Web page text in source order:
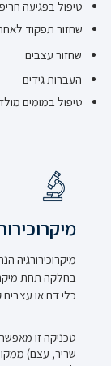
טיפול בפגיעה
שחזור תפקוד
שחזור עצבים
העברות גידים
טיפול במומים
מיקרוכירורגיה
בחלקה תחת
כלי דם או עצבים
טכניקה זו
שריר, עצם)